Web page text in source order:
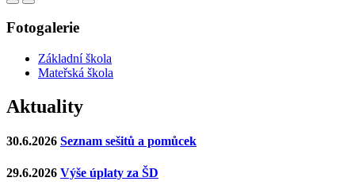
Fotogalerie
Základní škola
Mateřská škola
Aktuality
30.6.2026 Seznam sešitů a pomůcek
29.6.2026 Výše úplaty za ŠD